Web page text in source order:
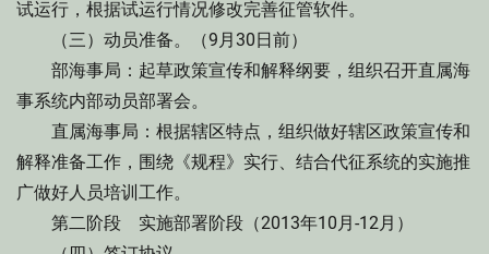
试运行，根据试运行情况修改完善征管软件。
（三）动员准备。（9月30日前）
部海事局：起草政策宣传和解释纲要，组织召开直属海
事系统内部动员部署会。
直属海事局：根据辖区特点，组织做好辖区政策宣传和
解释准备工作，围绕《规程》实行、结合代征系统的实施推
广做好人员培训工作。
第二阶段 实施部署阶段（2013年10月-12月）